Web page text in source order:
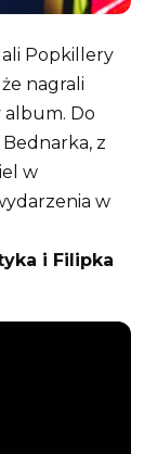
Popkillery
nagrali
Do
z
w
w
i Filipka